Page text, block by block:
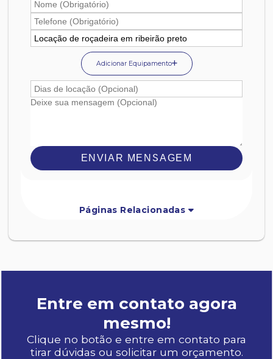
Adicionar Equipamento
ENVIAR MENSAGEM
Páginas Relacionadas
Entre em contato agora
mesmo!
Clique no botão e entre em contato para
tirar dúvidas ou solicitar um orçamento.